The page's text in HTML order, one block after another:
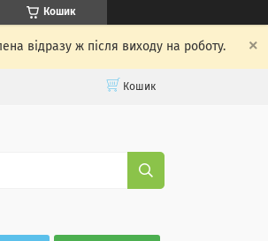
Кошик
відразу ж після виходу на роботу.
Кошик